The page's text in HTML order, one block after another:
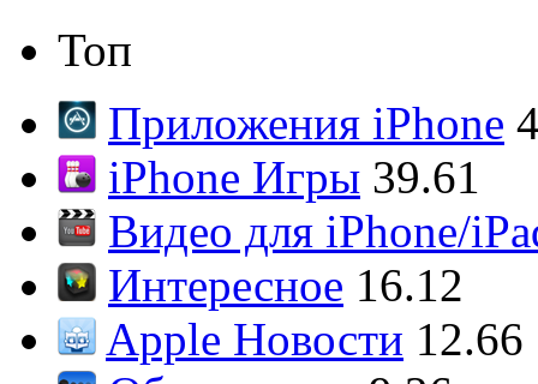
Топ
Приложения iPhone
iPhone Игры 39.61
Видео для iPhone/
Интересное 16.12
Apple Новости 12.66